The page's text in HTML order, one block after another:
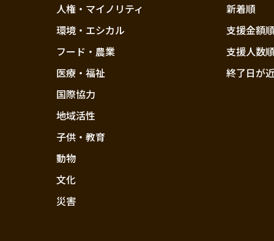
人権・マイノリティ
環境・エシカル
フード・農業
医療・福祉
国際協力
地域活性
子供・教育
動物
文化
災害
新着順
支援金額
支援人数
終了日が